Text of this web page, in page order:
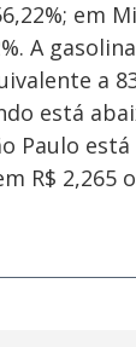
em
A
a
está
Paulo
R$ 2,265